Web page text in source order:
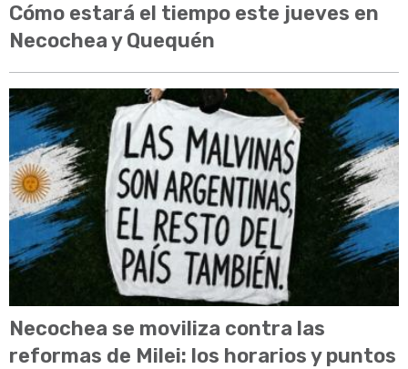
Cómo estará el tiempo este jueves en
Necochea y Quequén
Necochea se moviliza contra las
reformas de Milei: los horarios y puntos